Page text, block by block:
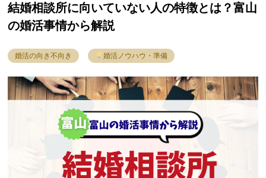
結婚相談所に向いていない人の特徴とは？富山
の婚活事情から解説
婚活の向き不向き 婚活ノウハウ・準備